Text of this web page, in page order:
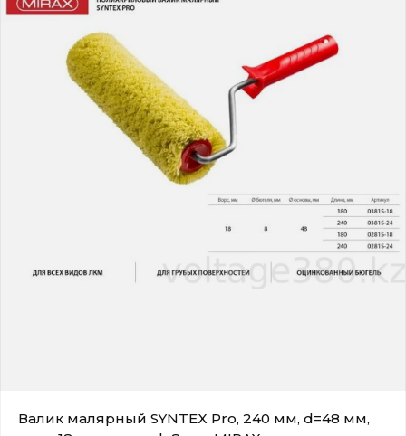
Валик малярный SYNTEX Pro, 240 мм, d=48 мм,